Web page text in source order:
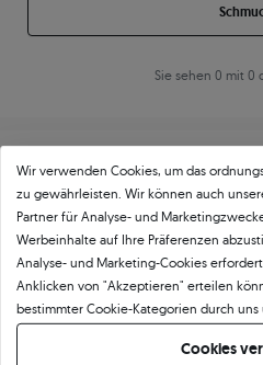
Sie sehen 0 mit 0
Über11 4845★-
GEPRÜFTE
Wir verwenden Cookies, um das
zu gewährleisten. Wir können auch
Partner für Analyse- und
Werbeinhalte auf Ihre Präferenzen
Analyse- und Marketing-Cookies
Anklicken von "Akzeptieren" erteilen
bestimmter Cookie-Kategorien durch
möchten, klicken Sie auf "Lassen Sie
Präferenzen. Sie können IhreCookies